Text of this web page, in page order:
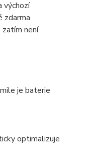
výchozí
zdarma
není
je baterie
optimalizuje